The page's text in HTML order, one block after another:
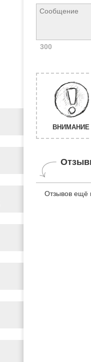
300
ВНИМАНИЕ
Отзывов ещё